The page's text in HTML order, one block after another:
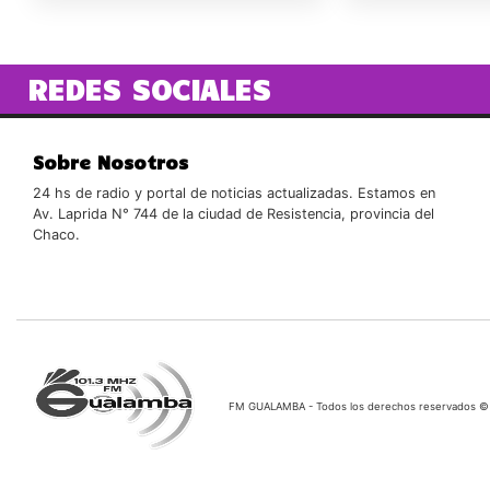
REDES SOCIALES
Sobre Nosotros
24 hs de radio y portal de noticias actualizadas. Estamos en
Av. Laprida N° 744 de la ciudad de Resistencia, provincia del
Chaco.
FM GUALAMBA - Todos los derechos reservados